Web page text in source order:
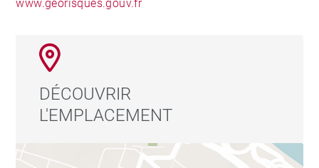
www.georisques.gouv.fr
DÉCOUVRIR
L'EMPLACEMENT